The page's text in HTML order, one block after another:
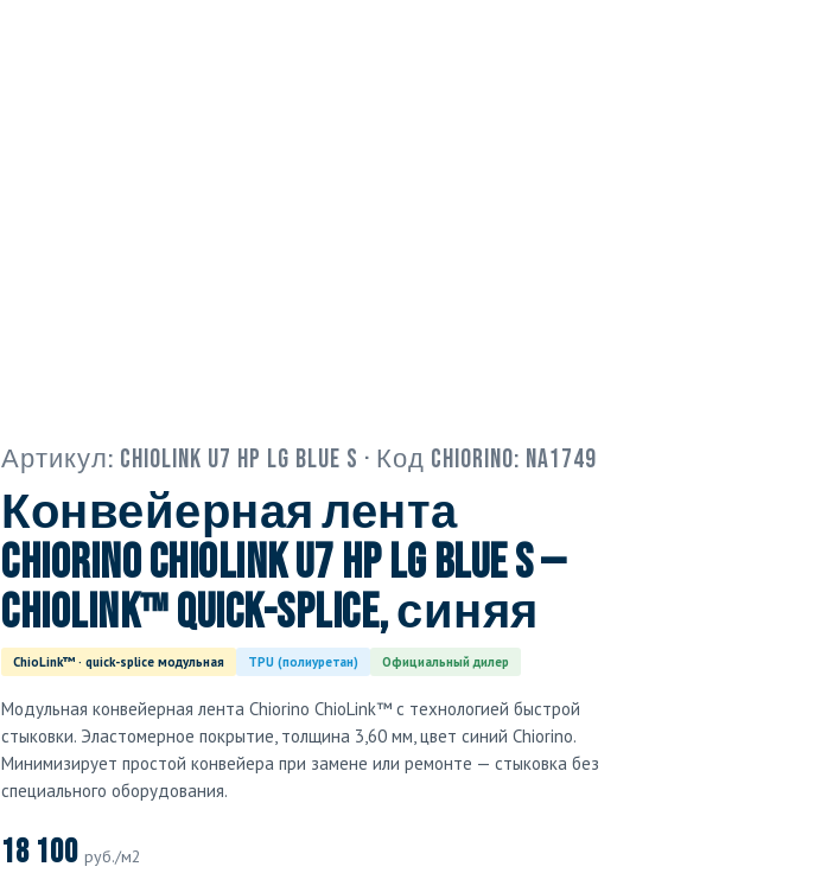
Артикул: ChioLink U7 HP LG blue S · Код Chiorino: NA1749
Конвейерная лента
Chiorino ChioLink U7 HP LG blue S —
ChioLink™ quick-splice, синяя
ChioLink™ · quick-splice модульная TPU (полиуретан) Официальный дилер
Модульная конвейерная лента Chiorino ChioLink™ с технологией быстрой
стыковки. Эластомерное покрытие, толщина 3,60 мм, цвет синий Chiorino.
Минимизирует простой конвейера при замене или ремонте — стыковка без
специального оборудования.
18 100 руб./м2